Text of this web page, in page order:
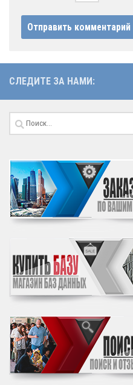
СЛЕДИТЕ ЗА НАМИ:
Найти: